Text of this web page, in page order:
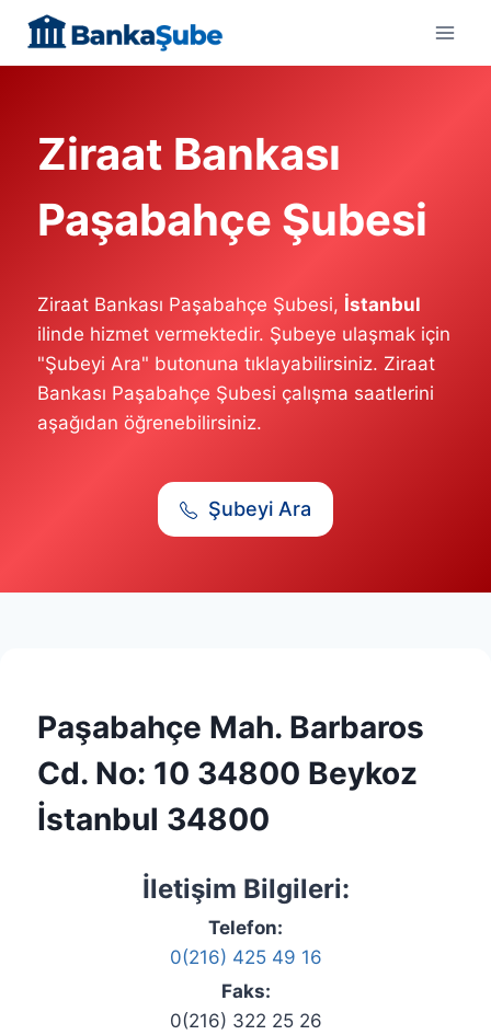
content
Ziraat Bankası
Paşabahçe Şubesi
Ziraat Bankası Paşabahçe Şubesi, İstanbul
ilinde hizmet vermektedir. Şubeye ulaşmak için
"Şubeyi Ara" butonuna tıklayabilirsiniz. Ziraat
Bankası Paşabahçe Şubesi çalışma saatlerini
aşağıdan öğrenebilirsiniz.
Şubeyi Ara
Paşabahçe Mah. Barbaros
Cd. No: 10 34800 Beykoz
İstanbul 34800
İletişim Bilgileri:
Telefon:
0(216) 425 49 16
Faks:
0(216) 322 25 26